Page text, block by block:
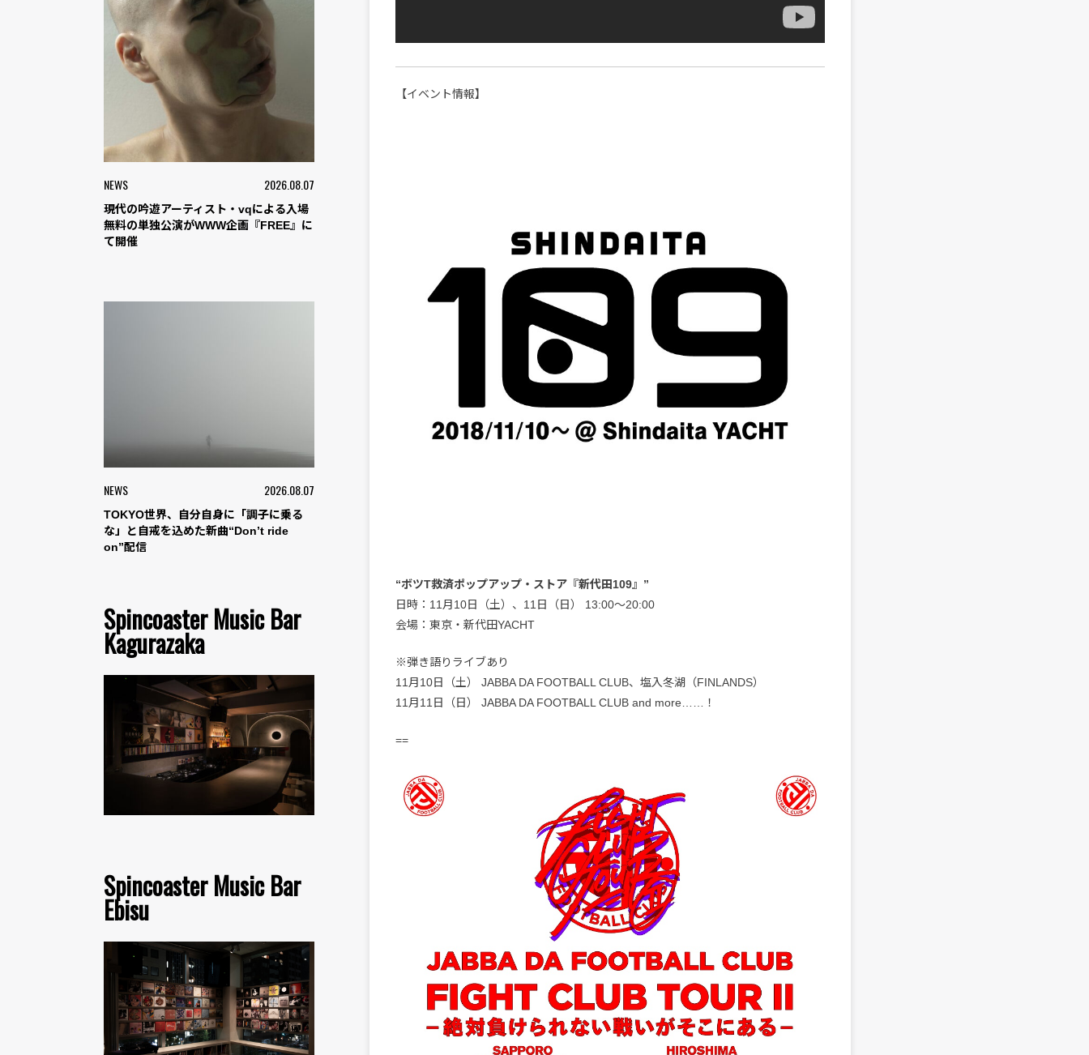
NEWS 2026.08.07
現代の吟遊アーティスト・vqによる入場
無料の単独公演がWWW企画『FREE』に
て開催
NEWS 2026.08.07
TOKYO世界、自分自身に「調子に乗る
な」と自戒を込めた新曲“Don’t ride
on”配信
Spincoaster Music Bar
Kagurazaka
Spincoaster Music Bar
Ebisu
【イベント情報】
“ボツT救済ポップアップ・ストア『新代田109』”
日時：11月10日（土）、11日（日） 13:00～20:00
会場：東京・新代田YACHT
※弾き語りライブあり
11月10日（土） JABBA DA FOOTBALL CLUB、塩入冬湖（FINLANDS）
11月11日（日） JABBA DA FOOTBALL CLUB and more……！
==